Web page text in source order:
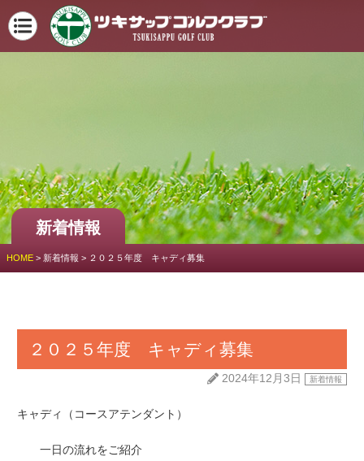
新着情報
HOME > 新着情報 > ２０２５年度 キャディ募集
２０２５年度 キャディ募集
2024年12月3日 新着情報
キャディ（コースアテンダント）
一日の流れをご紹介